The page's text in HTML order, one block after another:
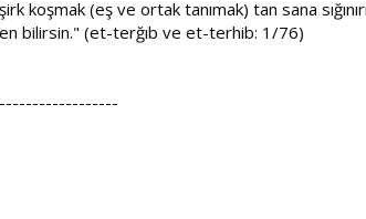
koşmak (eş ve ortak tanımak) tan sana
bilirsin." (et-terğıb ve et-terhib: 1/76)